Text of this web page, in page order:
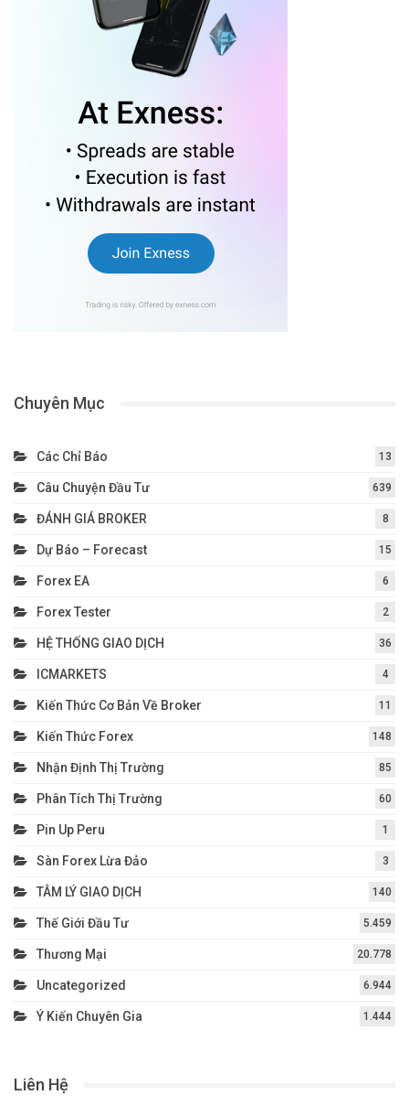
Chuyên Mục
Các Chỉ Báo 13
Câu Chuyện Đầu Tư 639
ĐÁNH GIÁ BROKER 8
Dự Báo – Forecast 15
Forex EA 6
Forex Tester 2
HỆ THỐNG GIAO DỊCH 36
ICMARKETS 4
Kiến Thức Cơ Bản Về Broker 11
Kiến Thức Forex 148
Nhận Định Thị Trường 85
Phân Tích Thị Trường 60
Pin Up Peru 1
Sàn Forex Lừa Đảo 3
TÂM LÝ GIAO DỊCH 140
Thế Giới Đầu Tư 5.459
Thương Mại 20.778
Uncategorized 6.944
Ý Kiến Chuyên Gia 1.444
Liên Hệ